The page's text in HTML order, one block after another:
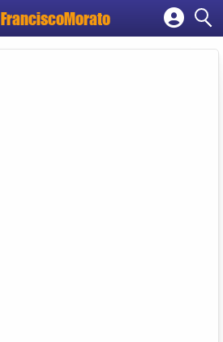
FranciscoMorato
Cadastrar empresa